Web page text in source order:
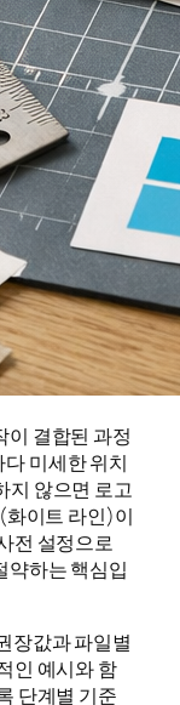
이 결합된 과정
미세한 위치
지 않으면 로고
화이트 라인)이
전 설정으로
약하는 핵심입
장값과 파일별
인 예시와 함
단계별 기준